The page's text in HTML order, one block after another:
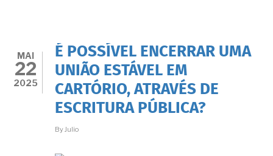
QUANDO
É
POSSÍVEL
E
COMO
GARANTIR
SEUS
MAI
22
2025
É POSSÍVEL ENCERRAR UMA
UNIÃO ESTÁVEL EM
CARTÓRIO, ATRAVÉS DE
ESCRITURA PÚBLICA?
By Julio